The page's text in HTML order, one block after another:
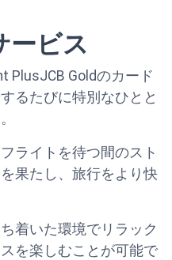
ービス
PlusJCB Goldのカード
るたびに特別なひとと
ライトを待つ間のスト
果たし、旅行をより快
着いた環境でリラック
を楽しむことが可能で